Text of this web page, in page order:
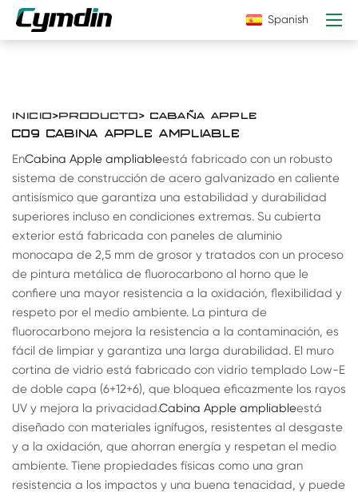
Spanish
INICIO>PRODUCTO> CABAÑA APPLE
C09 CABINA APPLE AMPLIABLE
EnCabina Apple ampliableestá fabricado con un robusto
sistema de construcción de acero galvanizado en caliente
antisísmico que garantiza una estabilidad y durabilidad
superiores incluso en condiciones extremas. Su cubierta
exterior está fabricada con paneles de aluminio
monocapa de 2,5 mm de grosor y tratados con un proceso
de pintura metálica de fluorocarbono al horno que le
confiere una mayor resistencia a la oxidación, flexibilidad y
respeto por el medio ambiente. La pintura de
fluorocarbono mejora la resistencia a la contaminación, es
fácil de limpiar y garantiza una larga durabilidad. El muro
cortina de vidrio está fabricado con vidrio templado Low-E
de doble capa (6+12+6), que bloquea eficazmente los rayos
UV y mejora la privacidad.Cabina Apple ampliableestá
diseñado con materiales ignífugos, resistentes al desgaste
y a la oxidación, que ahorran energía y respetan el medio
ambiente. Tiene propiedades físicas como una gran
resistencia a los impactos y una buena tenacidad, y puede